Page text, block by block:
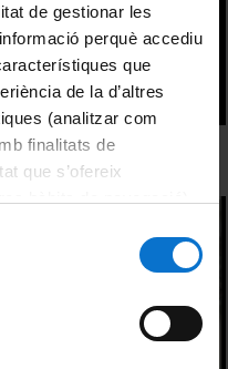
de gestionar les
perquè accediu
que
de la d’altres
(analitzar com
finalitats de
que s’ofereix
lloc web de la
multicultural